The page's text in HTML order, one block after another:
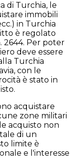
di Turchia, le
immobili
in Turchia
è regolato
2644. Per poter
deve essere
Turchia
con le
è stato in
acquistare
zone militari
acquisto non
di un
limite è
e l'interesse